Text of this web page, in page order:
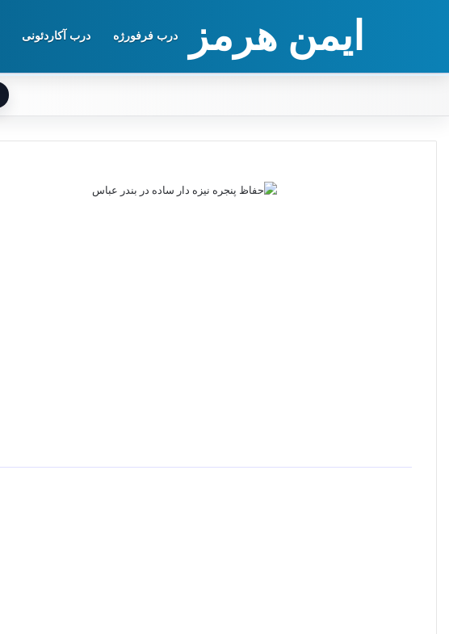
ایمن هرمز درب فرفورژه درب آکاردئونی